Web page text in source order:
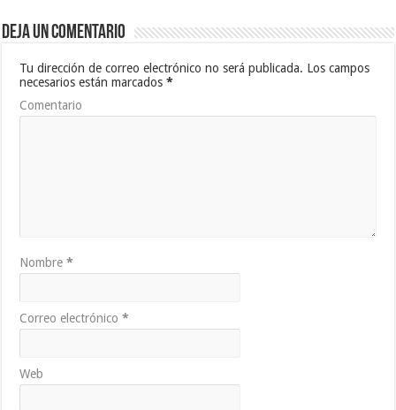
Deja un comentario
Tu dirección de correo electrónico no será publicada. Los campos
necesarios están marcados*
Comentario
Nombre*
Correo electrónico*
Web